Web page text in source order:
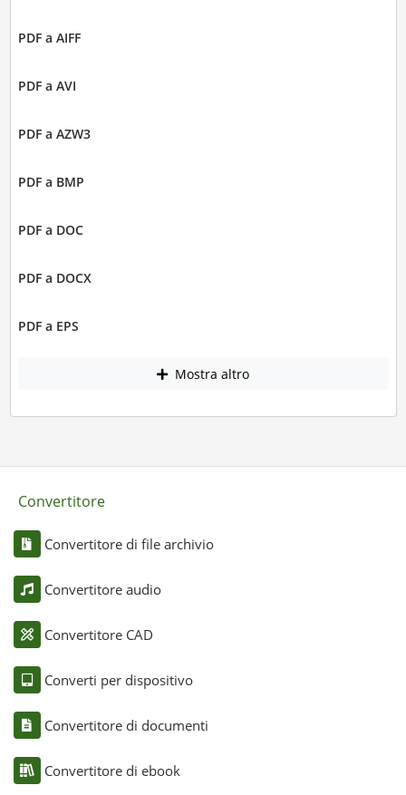
PDF a AIFF
PDF a AVI
PDF a AZW3
PDF a BMP
PDF a DOC
PDF a DOCX
PDF a EPS
Mostra altro
Convertitore
Convertitore di file archivio
Convertitore audio
Convertitore CAD
Converti per dispositivo
Convertitore di documenti
Convertitore di ebook